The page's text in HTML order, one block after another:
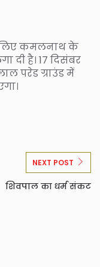
लिए कमलनाथ के
दी है। 17 दिसंबर
परेड ग्राउंड में
NEXT POST
शिवपाल का धर्म संकट